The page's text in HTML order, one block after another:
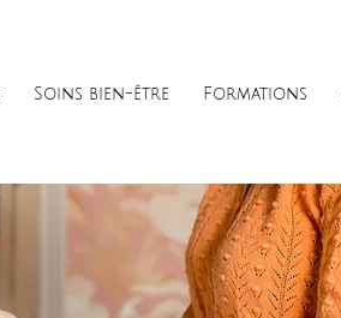
Soins bien-être Formations